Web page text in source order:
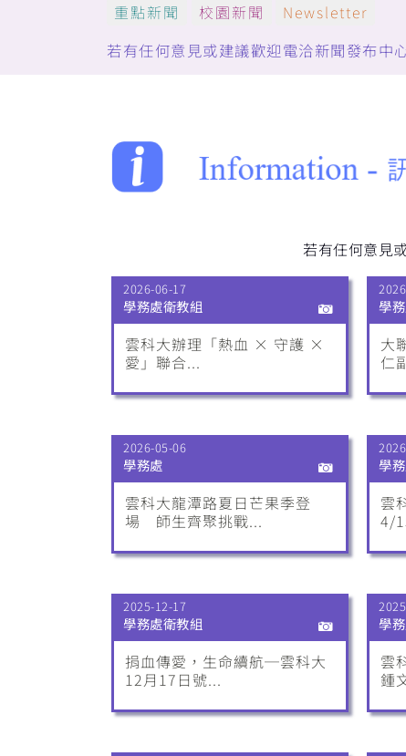
重點新聞 校園新聞
Newsletter
若有任何意見或建議歡迎電洽新聞發布
若有任何意見
2026-06-17
學務處衛教組
雲科大辦理「熱血 × 守護 ×
愛」聯合...
學
大
仁
2026-05-06
學務處
雲科大龍潭路夏日芒果季登
場 師生齊聚挑戰...
學
雲
4/
2025-12-17
學務處衛教組
捐血傳愛，生命續航─雲科大
12月17日號...
學
雲
鍾